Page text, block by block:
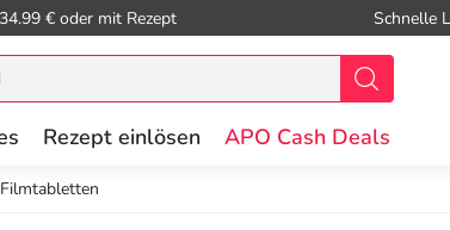
€ oder mit Rezept Schnelle
Rezept einlösen APO Cash Deals